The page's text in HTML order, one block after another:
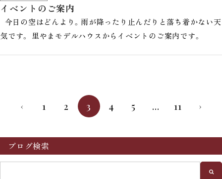
イベントのご案内
今日の空はどんより。雨が降ったり止んだりと落ち着かない天
気です。 里やまモデルハウスからイベントのご案内です。
‹ 1 2 3 4 5 … 11 ›
ブログ検索